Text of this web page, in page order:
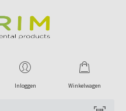
Winkelwagen
Inloggen